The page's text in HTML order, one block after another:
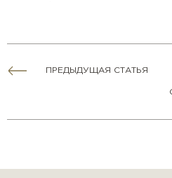
ПРЕДЫДУЩАЯ СТАТЬЯ